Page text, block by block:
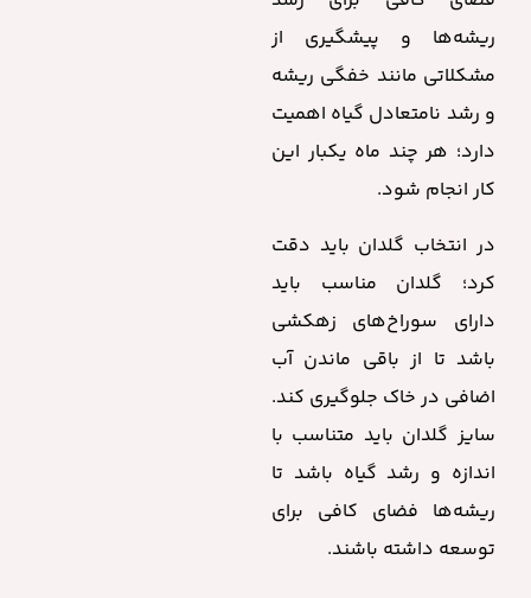
ریشه‌ها و پیشگیری از
مشکلاتی مانند خفگی ریشه
و رشد نامتعادل گیاه اهمیت
دارد؛ هر چند ماه یکبار این
کار انجام شود.
در انتخاب گلدان باید دقت
کرد؛ گلدان مناسب باید
دارای سوراخ‌های زهکشی
باشد تا از باقی ماندن آب
اضافی در خاک جلوگیری کند.
سایز گلدان باید متناسب با
اندازه و رشد گیاه باشد تا
ریشه‌ها فضای کافی برای
توسعه داشته باشند.